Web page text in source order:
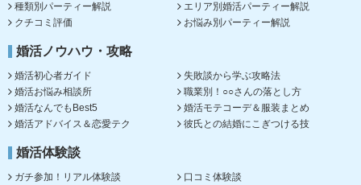
種類別パーティー解説
エリア別婚活パーティー解説
クチコミ評価
お悩み別パーティー解説
婚活ノウハウ・攻略
婚活初心者ガイド
失敗談から学ぶ攻略法
婚活お悩み相談所
職業別！○○さんの落とし方
婚活なんでもBest5
婚活モテコーデ＆服装まとめ
婚活アドバイス＆恋愛テク
彼氏との結婚にこぎつける技
婚活体験談
ガチ参加！リアル体験談
口コミ体験談